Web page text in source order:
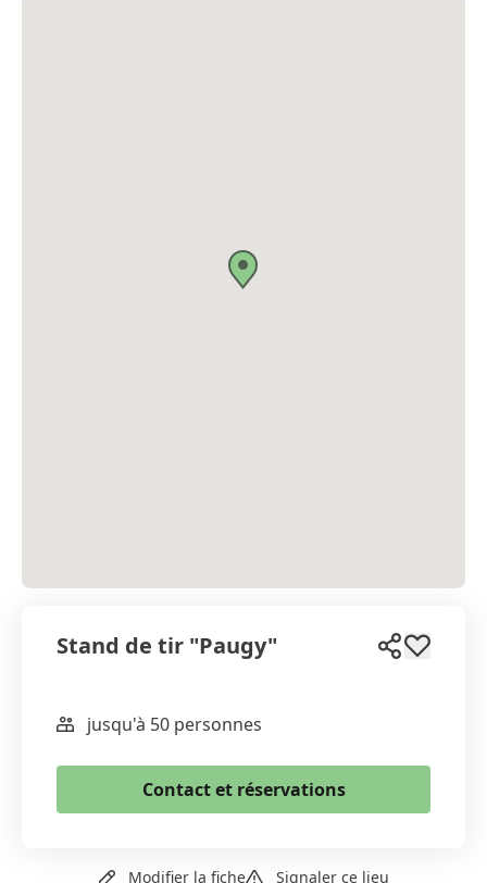
Stand de tir "Paugy"
WhatsApp
Email
Copier le lien
jusqu'à 50 personnes
Contact et réservations
Modifier la fiche
Signaler ce lieu